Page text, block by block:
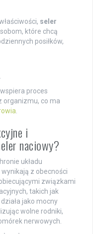
seler
które chcą
posiłków,
proces
organizmu, co ma
i
naciowy?
układu
z obecności
związkami
takich jak
działa jako mocny
wolne rodniki,
nerwowych.